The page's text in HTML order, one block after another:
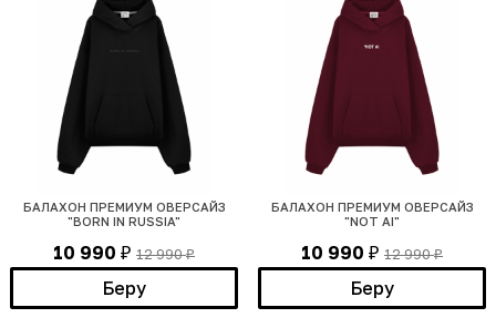
БАЛАХОН ПРЕМИУМ ОВЕРСАЙЗ
"BORN IN RUSSIA"
10 990 ₽ 12 990₽
Беру
БАЛАХОН ПРЕМИУМ ОВЕРСАЙЗ
"NOT AI"
10 990 ₽ 12 990₽
Беру